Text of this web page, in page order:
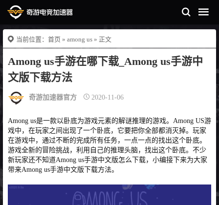
当前位置： 首页 » among us » 正文
Among us手游在哪下载_Among us手游中
文版下载方法
奇游加速器官方 2020-11-06
Among us是一款以卧底为游戏元素的解谜推理的游戏。Among US游
戏中，在玩家之间出现了一个卧底，它要把你全部都消灭掉。玩家
在游戏中，通过不断的完成所有任务，一点一点的找出这个卧底。
游戏全新的冒险挑战，利用自己的推理头脑，找出这个卧底。不少
新玩家还不知道Among us手游中文版怎么下载，小编接下来为大家
带来Among us手游中文版下载方法。